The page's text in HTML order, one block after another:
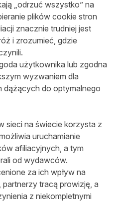
„odrzuć wszystko” na
plików cookie stron
znacznie trudniej jest
i zrozumieć, gdzie
użytkownika lub zgodna
wyzwaniem dla
dążących do optymalnego
sieci na świecie korzysta z
uruchamianie
afiliacyjnych, a tym
od wydawców.
za ich wpływ na
tracą prowizję, a
z niekompletnymi